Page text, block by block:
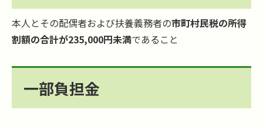
本人とその配偶者および扶養義務者の市町村民税の所得
割額の合計が235,000円未満であること
一部負担金